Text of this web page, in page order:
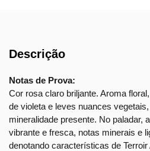
Descrição
Notas de Prova:
Cor rosa claro briljante. Aroma
de violeta e leves nuances
mineralidade presente. No paladar,
vibrante e fresca, notas minerais e
denotando características de Terroir